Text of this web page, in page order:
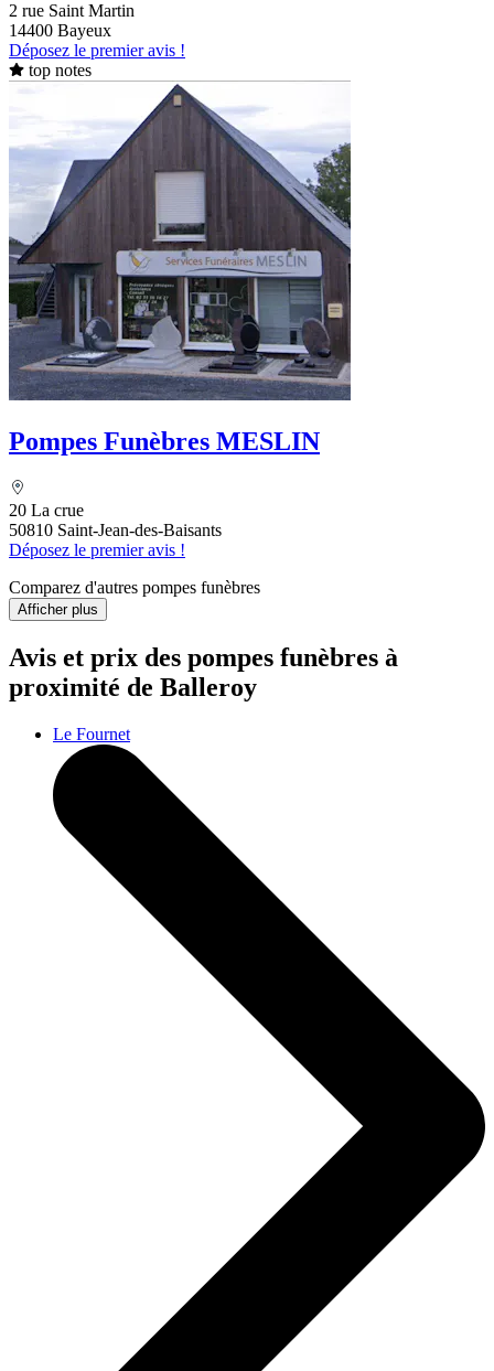
2 rue Saint Martin
14400 Bayeux
Déposez le premier avis !
top notes
Pompes Funèbres MESLIN
20 La crue
50810 Saint-Jean-des-Baisants
Déposez le premier avis !
Comparez d'autres pompes funèbres
Afficher plus
Avis et prix des pompes funèbres à
proximité de Balleroy
Le Fournet